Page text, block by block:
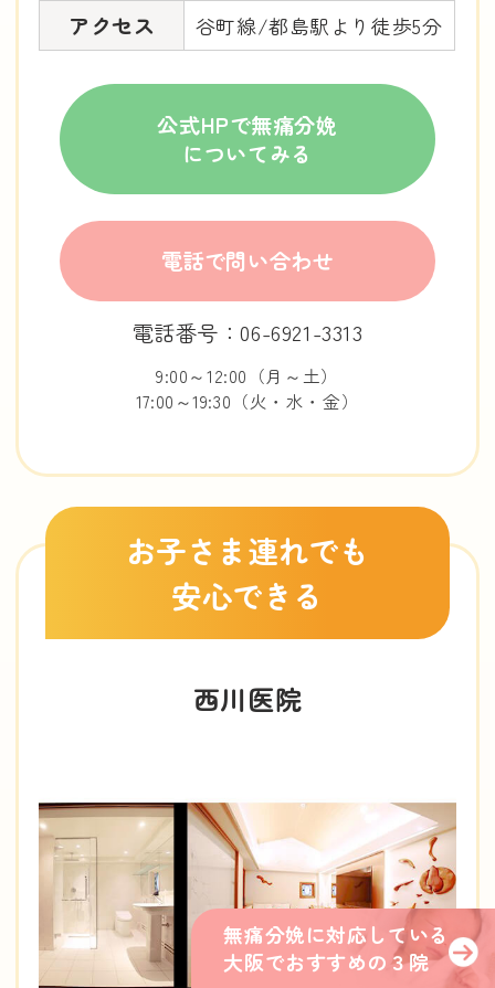
無痛分娩に対応している
大阪でおすすめの３院
アクセス 谷町線/都島駅より徒歩5分
公式HPで無痛分娩
についてみる
電話で問い合わせ
電話番号：06-6921-3313
9:00～12:00（月～土）
17:00～19:30（火・水・金）
お子さま連れでも
安心できる
西川医院